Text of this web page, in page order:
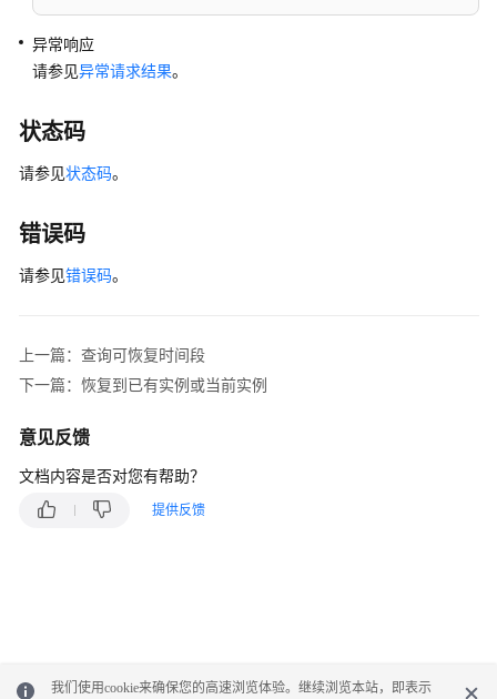
异常响应
请参见异常请求结果。
状态码
请参见状态码。
错误码
请参见错误码。
上一篇：查询可恢复时间段
下一篇：恢复到已有实例或当前实例
意见反馈
文档内容是否对您有帮助？
提供反馈
我们使用cookie来确保您的高速浏览体验。继续浏览本站，即表示